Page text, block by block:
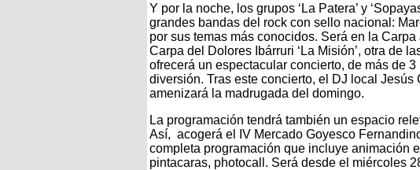
Y por la noche, los grupos ‘La Patera’ y
grandes bandas del rock con sello nacional:
por sus temas más conocidos. Será en la
Carpa del Dolores Ibárruri ‘La Misión’, otra de
ofrecerá un espectacular concierto, de más de
diversión. Tras este concierto, el DJ local
amenizará la madrugada del domingo.
La programación tendrá también un espacio
Así, acogerá el IV Mercado Goyesco
completa programación que incluye animación
pintacaras, photocall. Será desde el miércoles